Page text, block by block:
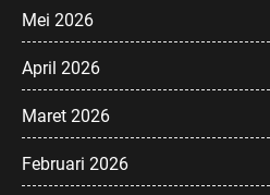
Mei 2026
April 2026
Maret 2026
Februari 2026